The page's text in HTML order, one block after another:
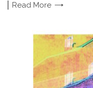
Read More